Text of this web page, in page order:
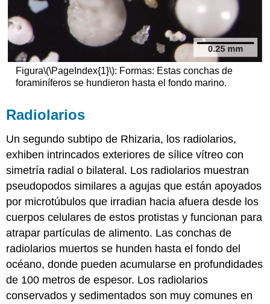
Figura\(\PageIndex{1}\): Formas: Estas conchas de
foraminíferos se hundieron hasta el fondo marino.
Radiolarios
Un segundo subtipo de Rhizaria, los radiolarios,
exhiben intrincados exteriores de sílice vítreo con
simetría radial o bilateral. Los radiolarios muestran
pseudopodos similares a agujas que están apoyados
por microtúbulos que irradian hacia afuera desde los
cuerpos celulares de estos protistas y funcionan para
atrapar partículas de alimento. Las conchas de
radiolarios muertos se hunden hasta el fondo del
océano, donde pueden acumularse en profundidades
de 100 metros de espesor. Los radiolarios
conservados y sedimentados son muy comunes en